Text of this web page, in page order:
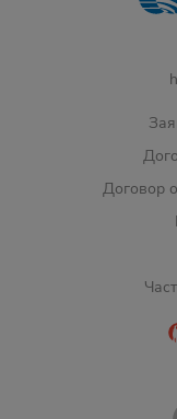
Договор